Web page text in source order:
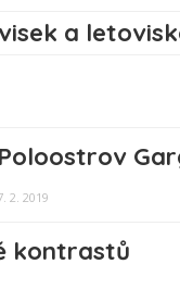
Poloostrov
2. 2019
kontrastů